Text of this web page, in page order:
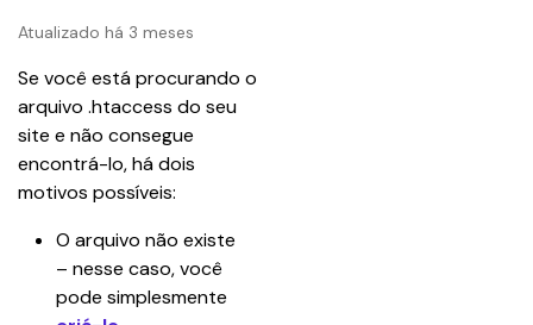
Atualizado há 3 meses
Se você está procurando o
arquivo .htaccess do seu
site e não consegue
encontrá-lo, há dois
motivos possíveis:
O arquivo não existe
– nesse caso, você
pode simplesmente